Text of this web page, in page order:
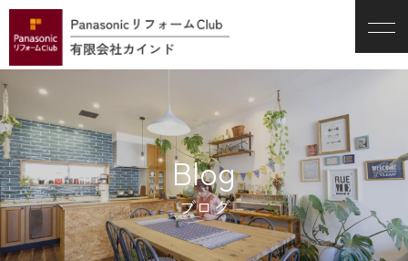
Blog
ブログ